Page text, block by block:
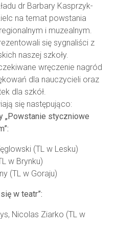
dr Barbary Kasprzyk-
na temat powstania
i muzealnym.
się sygnaliści z
naszej szkoły.
wręczenie nagród
dla nauczycieli oraz
dla szkół.
się następująco:
„Powstanie styczniowe
(TL w Lesku)
w Brynku)
(TL w Goraju)
w teatr”:
Nicolas Ziarko (TL w